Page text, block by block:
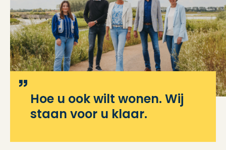
Hoe u ook wilt wonen. Wij
staan voor u klaar.